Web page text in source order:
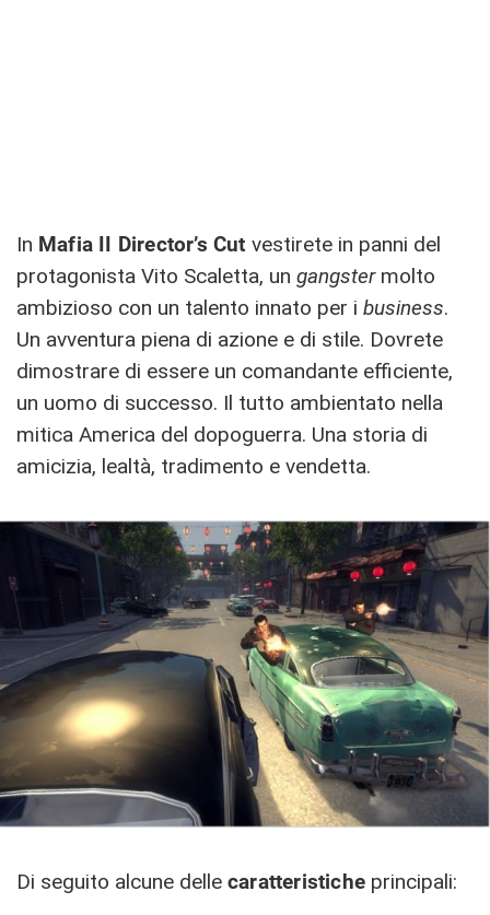
In Mafia II Director’s Cut vestirete in panni del
protagonista Vito Scaletta, un gangstermolto
ambizioso con un talento innato per i business.
Un avventura piena di azione e di stile. Dovrete
dimostrare di essere un comandante efficiente,
un uomo di successo. Il tutto ambientato nella
mitica America del dopoguerra. Una storia di
amicizia, lealtà, tradimento e vendetta.
Di seguito alcune delle caratteristiche principali: